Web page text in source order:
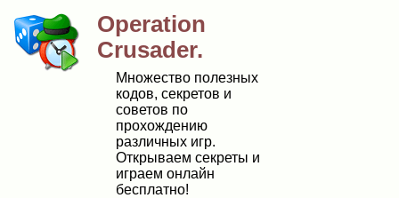
Operаtiоn
Сrusаder.
Множество полезных
кодов, секретов и
советов по
прохождению
различных игр.
Открываем секреты и
играем онлайн
бесплатно!